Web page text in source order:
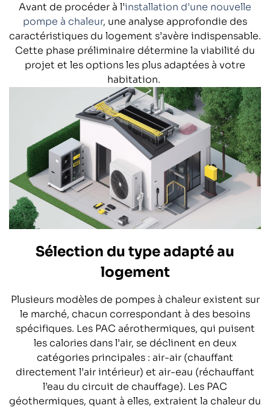
Avant de procéder à l’installation d’une nouvelle
pompe à chaleur, une analyse approfondie des
caractéristiques du logement s’avère indispensable.
Cette phase préliminaire détermine la viabilité du
projet et les options les plus adaptées à votre
habitation.
Sélection du type adapté au
logement
Plusieurs modèles de pompes à chaleur existent sur
le marché, chacun correspondant à des besoins
spécifiques. Les PAC aérothermiques, qui puisent
les calories dans l’air, se déclinent en deux
catégories principales : air-air (chauffant
directement l’air intérieur) et air-eau (réchauffant
l’eau du circuit de chauffage). Les PAC
géothermiques, quant à elles, extraient la chaleur du